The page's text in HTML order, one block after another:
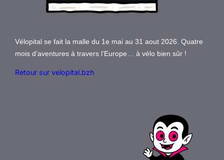
Vélopital se fait la malle du 1e mai au 31 aout 2026. Quatre
mois d’aventures à travers l’Europe… à vélo bien sûr !
Retour sur velopital.bzh